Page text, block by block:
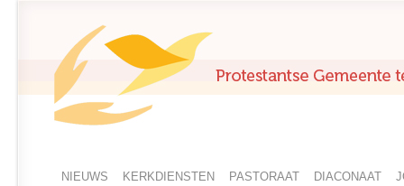
NIEUWS KERKDIENSTEN PASTORAAT DIACONAAT